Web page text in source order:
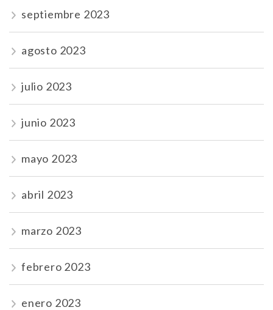
septiembre 2023
agosto 2023
julio 2023
junio 2023
mayo 2023
abril 2023
marzo 2023
febrero 2023
enero 2023